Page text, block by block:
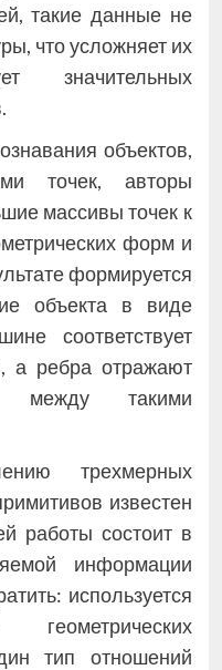
такие данные не
что усложняет их
значительных
объектов,
точек, авторы
массивы точек к
форм и
формируется
объекта в виде
соответствует
а ребра отражают
между такими
трехмерных
известен
работы состоит в
информации
используется
тип отношений